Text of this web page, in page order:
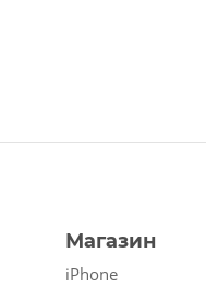
Магазин
iPhone